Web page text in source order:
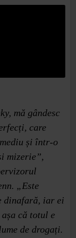
mă gândesc
care
și într-o
mizerie”,
„Este
dinafară, iar ei
că totul e
de drogați.